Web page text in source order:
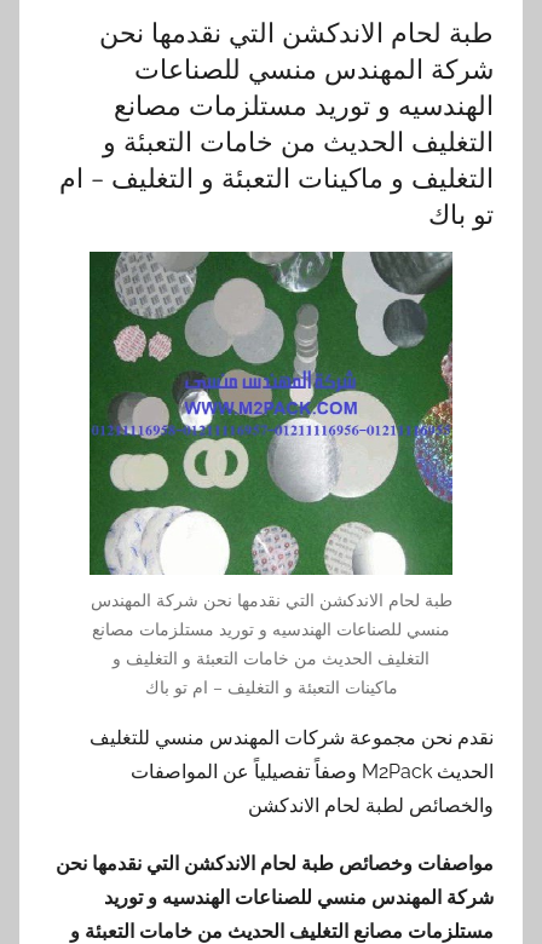
طبة لحام الاندكشن التي نقدمها نحن
شركة المهندس منسي للصناعات
الهندسيه و توريد مستلزمات مصانع
التغليف الحديث من خامات التعبئة و
التغليف و ماكينات التعبئة و التغليف – ام
تو باك
طبة لحام الاندكشن التي نقدمها نحن شركة المهندس
منسي للصناعات الهندسيه و توريد مستلزمات مصانع
التغليف الحديث من خامات التعبئة و التغليف و
ماكينات التعبئة و التغليف – ام تو باك
نقدم نحن مجموعة شركات المهندس منسي للتغليف
الحديث M2Pack وصفاً تفصيلياً عن المواصفات
والخصائص لطبة لحام الاندكشن
مواصفات وخصائص طبة لحام الاندكشن التي نقدمها نحن
شركة المهندس منسي للصناعات الهندسيه و توريد
مستلزمات مصانع التغليف الحديث من خامات التعبئة و